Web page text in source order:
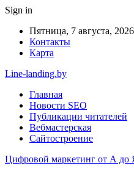
Sign in
Пятница, 7 августа, 2026
Контакты
Карта
Line-landing.by
Главная
Новости SEO
Публикации читателей
Вебмастерская
Сайтостроение
Цифровой маркетинг от А до